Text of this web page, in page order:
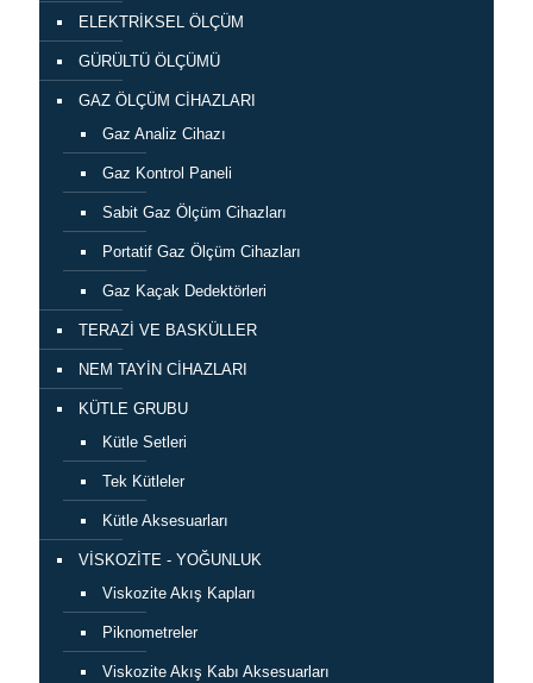
ELEKTRİKSEL ÖLÇÜM
GÜRÜLTÜ ÖLÇÜMÜ
GAZ ÖLÇÜM CİHAZLARI
Gaz Analiz Cihazı
Gaz Kontrol Paneli
Sabit Gaz Ölçüm Cihazları
Portatif Gaz Ölçüm Cihazları
Gaz Kaçak Dedektörleri
TERAZİ VE BASKÜLLER
NEM TAYİN CİHAZLARI
KÜTLE GRUBU
Kütle Setleri
Tek Kütleler
Kütle Aksesuarları
VİSKOZİTE - YOĞUNLUK
Viskozite Akış Kapları
Piknometreler
Viskozite Akış Kabı Aksesuarları